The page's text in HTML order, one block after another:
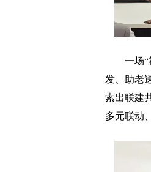
一场“社
发、助老
索出联建
多元联动